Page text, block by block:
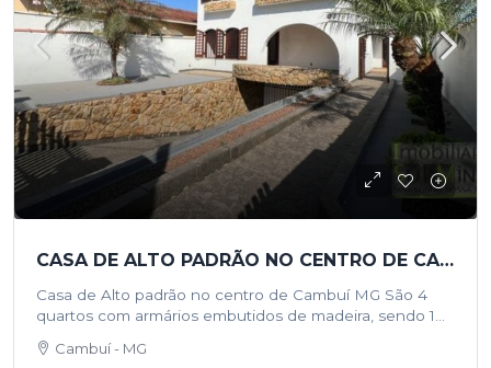
CASA DE ALTO PADRÃO NO CENTRO DE CAMBUÍ MG
Casa de Alto padrão no centro de Cambuí MG São 4
quartos com armários embutidos de madeira, sendo 1
Cambuí - MG